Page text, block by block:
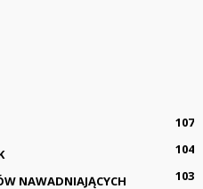
107
104
NAWADNIAJĄCYCH
103